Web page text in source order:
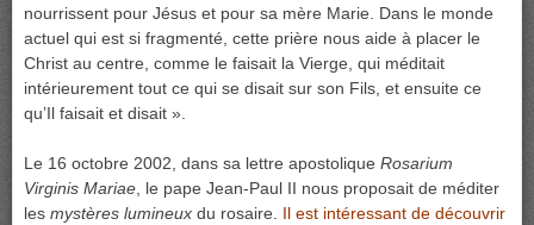
nourrissent pour Jésus et pour sa mère Marie. Dans le monde
actuel qui est si fragmenté, cette prière nous aide à placer le
Christ au centre, comme le faisait la Vierge, qui méditait
intérieurement tout ce qui se disait sur son Fils, et ensuite ce
qu’Il faisait et disait ».
Le 16 octobre 2002, dans sa lettre apostolique Rosarium
Virginis Mariae, le pape Jean-Paul II nous proposait de méditer
les mystères lumineux du rosaire. Il est intéressant de découvrir